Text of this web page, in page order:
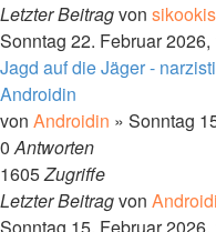
Letzter Beitragvon sikookis
Sonntag 22. Februar 2026,
Jagd auf die Jäger -
Androidin
von Androidin » Sonntag
0Antworten
1605Zugriffe
Letzter Beitragvon